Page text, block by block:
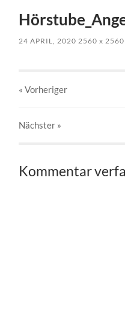
24 APRIL, 2020 2560x 2560
« Vorheriger
Nächster »
Kommentar